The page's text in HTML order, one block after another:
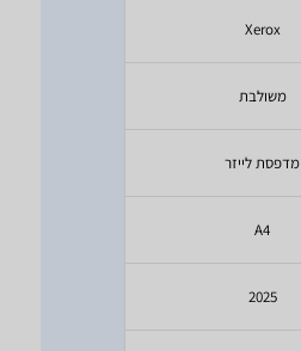
Xerox
משולבת
מדפסת לייזר
A4
2025